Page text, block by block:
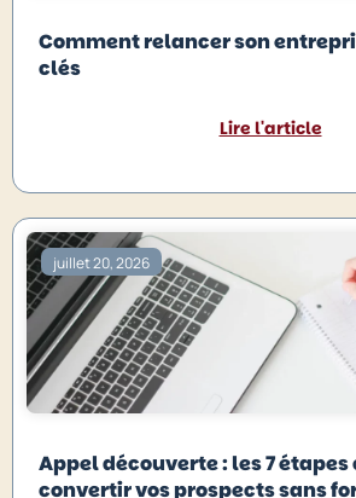
Comment relancer son
clés
Lire l'article
juillet 20, 2026
Appel découverte : les 7 étapes
convertir vos prospects sans